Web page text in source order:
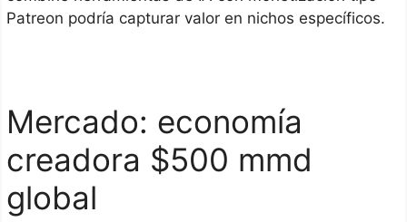
Patreon podría capturar valor en nichos específicos.
Mercado: economía
creadora $500 mmd
global